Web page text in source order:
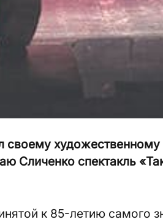
своему художественному
Сличенко спектакль «
к 85-летию самого